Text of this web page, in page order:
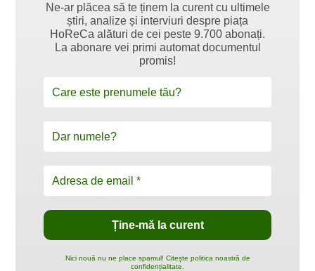
Ne-ar plăcea să te ținem la curent cu ultimele
știri, analize și interviuri despre piața
HoReCa alături de cei peste 9.700 abonați.
La abonare vei primi automat documentul
promis!
Nici nouă nu ne place spamul! Citește politica noastră de
confidențialitate.